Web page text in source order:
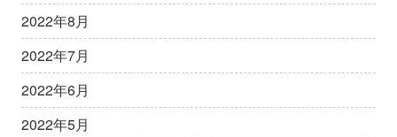
2022年8月
2022年7月
2022年6月
2022年5月